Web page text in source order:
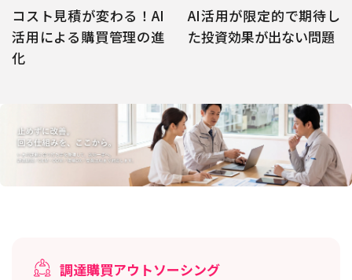
コスト見積が変わる！AI
活用による購買管理の進
化
AI活用が限定的で期待し
た投資効果が出ない問題
調達購買アウトソーシング